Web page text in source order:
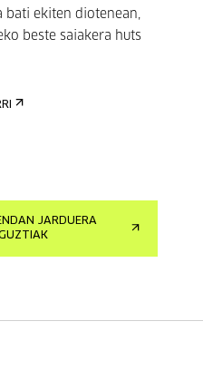
bati ekiten diotenean,
beste saiakera huts
JARDUERA